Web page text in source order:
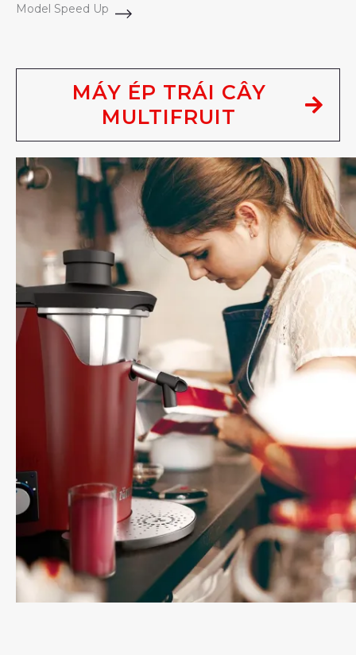
Model Speed Up
MÁY ÉP TRÁI CÂY
MULTIFRUIT